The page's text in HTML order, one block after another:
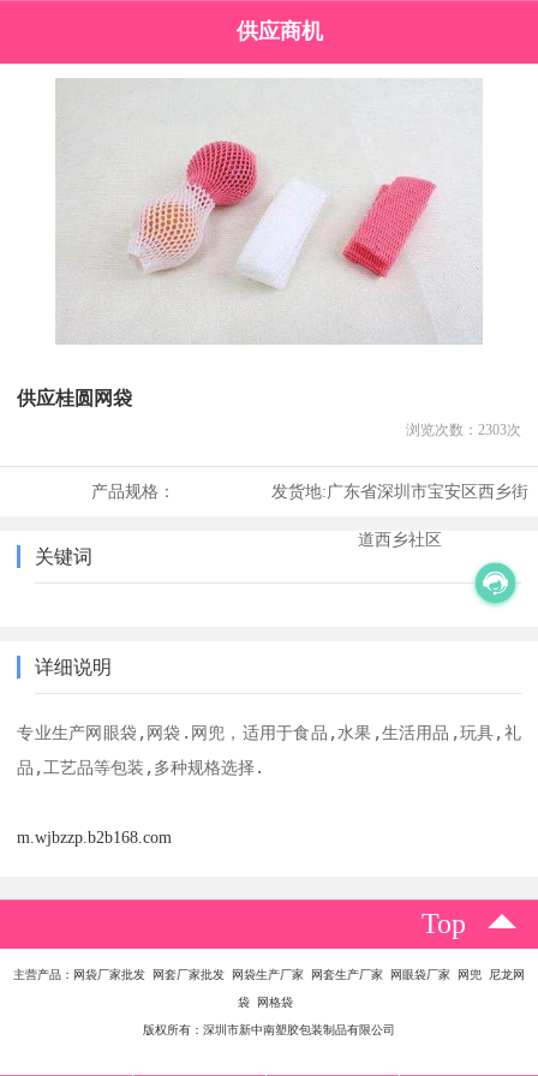
供应商机
供应桂圆网袋
浏览次数： 2303次
产品规格： 发货地:广东省深圳市宝安区西乡街
道西乡社区
关键词
详细说明
专业生产网眼袋,网袋.网兜，适用于食品,水果,生活用品,玩具,礼
品,工艺品等包装,多种规格选择.
m.wjbzzp.b2b168.com
Top
主营产品：网袋厂家批发 网套厂家批发 网袋生产厂家 网套生产厂家 网眼袋厂家 网兜 尼龙网
袋 网格袋
版权所有：深圳市新中南塑胶包装制品有限公司